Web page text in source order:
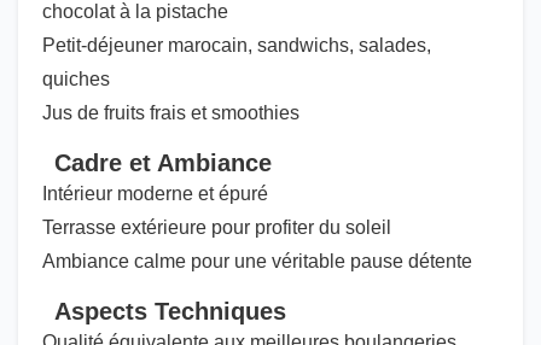
chocolat à la pistache
Petit-déjeuner marocain, sandwichs, salades,
quiches
Jus de fruits frais et smoothies
Cadre et Ambiance
Intérieur moderne et épuré
Terrasse extérieure pour profiter du soleil
Ambiance calme pour une véritable pause détente
Aspects Techniques